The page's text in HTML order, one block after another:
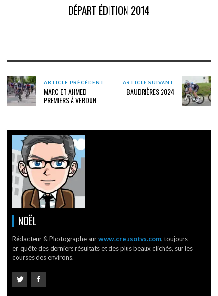
DÉPART ÉDITION 2014
ARTICLE PRÉCÉDENT
MARC ET AHMED
PREMIERS À VERDUN
ARTICLE SUIVANT
BAUDRIÈRES 2024
NOËL
Rédacteur & Photographe surwww.creusotvs.com, toujours
en quête des derniers résultats et des plus beaux clichés, sur les
courses des environs.